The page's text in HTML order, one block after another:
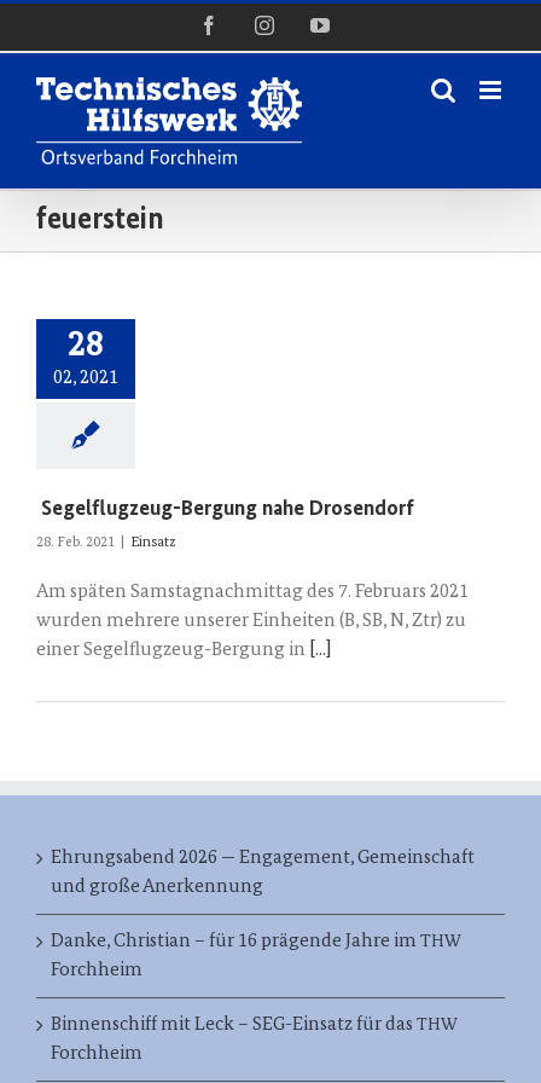
FacebookInstagramYouTube
feuerstein
28
02, 2021
Segelflugzeug-Bergung nahe Drosendorf
28. Feb. 2021 Einsatz
Am späten Samstagnachmittag des 7. Februars 2021
wurden mehrere unserer Einheiten (B, SB, N, Ztr) zu
einer Segelflugzeug-Bergung in [...]
Ehrungsabend 2026 — Engagement, Gemeinschaft
und große Anerkennung
Danke, Christian – für 16 prägende Jahre im THW
Forchheim
Binnenschiff mit Leck – SEG-Einsatz für das THW
Forchheim